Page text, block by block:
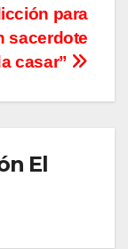
para
sacerdote
casar”
El